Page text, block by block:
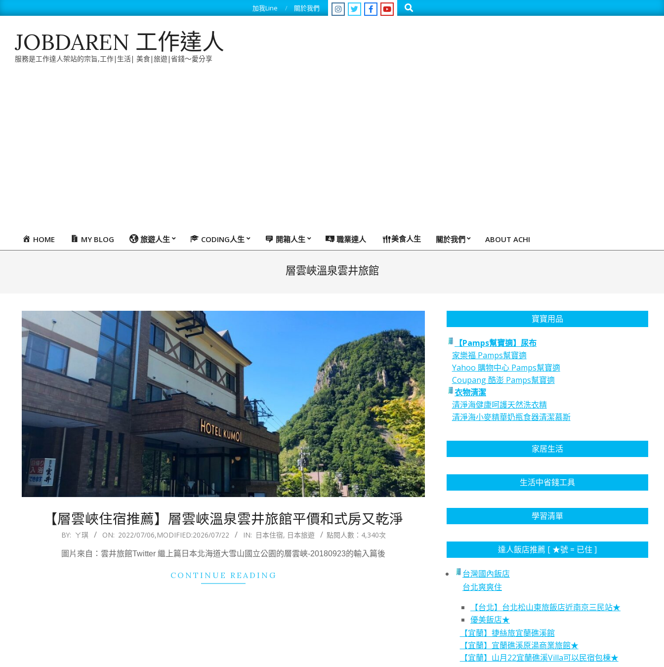
to
加我Line 關於我們 Search
JOBDAREN 工作達人
服務是工作達人架站的宗旨,工作|生活| 美食|旅遊|省錢～愛分享
PrimaryHOME MY BLOG 旅遊人生 CODING人生 開箱人生 職業達人 美食人生 關於我們 ABOUT ACHI
層雲峽溫泉雲井旅館
【層雲峽住宿推薦】層雲峽溫泉雲井旅館平價和式房又乾淨
BY: ㄚ琪 ON: 2022/07/06,MODIFIED:2026/07/22 IN: 日本住宿, 日本旅遊 點閱人數：4,340次
圖片來自：雲井旅館Twitter 繼上篇日本北海道大雪山國立公園的層雲峽-20180923的輸入篇後
CONTINUE READING
寶寶用品
【Pamps幫寶適】尿布
家樂福 Pamps幫寶適
Yahoo 購物中心 Pamps幫寶適
Coupang 酷澎 Pamps幫寶適
衣物清潔
清淨海健康呵護天然洗衣精
清淨海小麥精華奶瓶食器清潔慕斯
家居生活
生活中省錢工具
學習清單
達人飯店推薦 [ ★號 = 已住 ]
台灣國內飯店
台北爽爽住
【台北】台北松山東旅飯店近南京三民站★
優美飯店★
【宜蘭】捷絲旅宜蘭礁溪館
【宜蘭】宜蘭礁溪原湯商業旅館★
【宜蘭】山月22宜蘭礁溪Villa可以民宿包棟★